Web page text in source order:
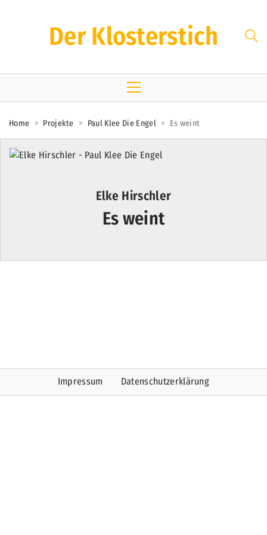
Der Klosterstich
Home > Projekte > Paul Klee Die Engel > Es weint
Elke Hirschler
Es weint
Impressum Datenschutzerklärung